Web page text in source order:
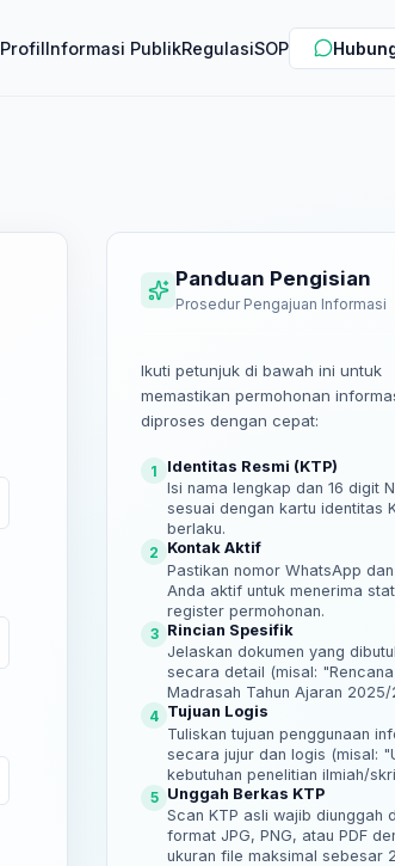
ProfilInformasi PublikRegulasiSOP
Panduan Pengisian
Prosedur Pengajuan Informasi
Ikuti petunjuk di bawah ini untuk
memastikan permohonan
diproses dengan cepat:
1
Identitas Resmi (KTP)
Isi nama lengkap dan 16 digit
sesuai dengan kartu identitas
berlaku.
2 Kontak Aktif
Pastikan nomor WhatsApp dan
Anda aktif untuk menerima
register permohonan.
3 Rincian Spesifik
Jelaskan dokumen yang
secara detail (misal: "Rencana
Madrasah Tahun Ajaran 2025/
4 Tujuan Logis
Tuliskan tujuan penggunaan
secara jujur dan logis (misal:
kebutuhan penelitian ilmiah/
5 Unggah Berkas KTP
Scan KTP asli wajib diunggah
format JPG, PNG, atau PDF
ukuran file maksimal sebesar